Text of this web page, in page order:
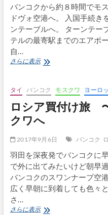
バンコクから約８時間でモ
ドヴォ空港へ。 入国手続
ンテーブルへ。 ターンテー
テルの最寄駅までのエアポ
自…
さらに表示ロ
買
付
け
旅 〜
初
ス
ク
ワ
に
到
着！
タイ バンコク モスクワ ヨーロ
ロシア買付け旅
クワへ
2017年9月6日 バンコク
羽田を深夜発でバンコクに
で外に出てみたいけど朝早
バンコクのスワンナープ空
広く早朝に到着しても色々
さ…
さらに表示ロ